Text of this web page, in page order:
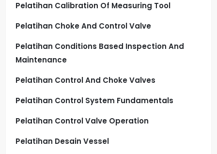
Pelatihan Calibration Of Measuring Tool
Pelatihan Choke And Control Valve
Pelatihan Conditions Based Inspection And
Maintenance
Pelatihan Control And Choke Valves
Pelatihan Control System Fundamentals
Pelatihan Control Valve Operation
Pelatihan Desain Vessel